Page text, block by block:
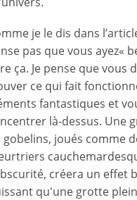
je le dis dans
pas que vous ayez«
ça. Je pense que vous
ce qui fait
fantastiques et
là-dessus. Une
gobelins, joués comme
créera un effet
qu'une grotte